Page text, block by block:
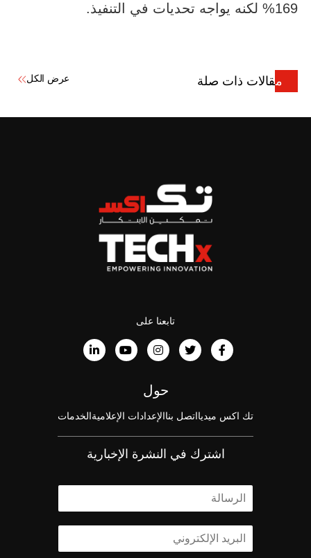
169% لكنه يواجه تحديات في التنفيذ.
مقالات ذات صلة عرض الكل
تابعنا على
حول
تك اكس ميديااتصل بناالإعدادات الإعلاميةالخدمات
اشترك في النشرة الإخبارية
س